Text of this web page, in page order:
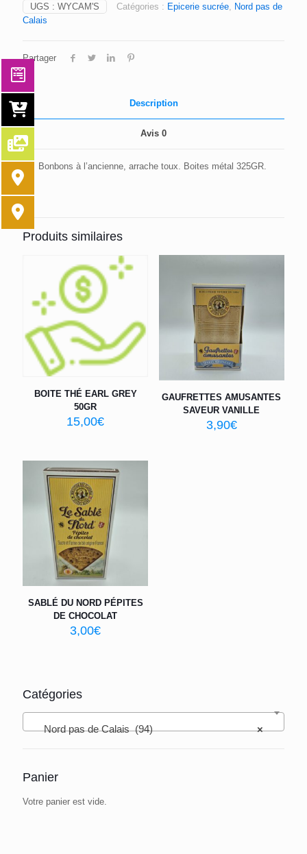
WYCAM'S
325GR
UGS : WYCAM'S Catégories : Epicerie sucrée Nord pas de
Calais
Partager
Description
Avis 0
Bonbons à l’ancienne, arrache toux. Boites métal 325GR.
Produits similaires
BOITE THÉ EARL GREY
50GR
15,00€
GAUFRETTES AMUSANTES
SAVEUR VANILLE
3,90€
SABLÉ DU NORD PÉPITES
DE CHOCOLAT
3,00€
Catégories
×
Nord pas de Calais (94)
Panier
Votre panier est vide.